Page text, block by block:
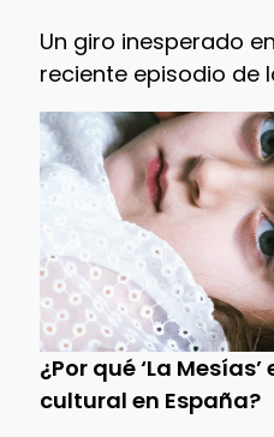
Un giro inesperado
reciente episodio de
¿Por qué ‘La
cultural en España?